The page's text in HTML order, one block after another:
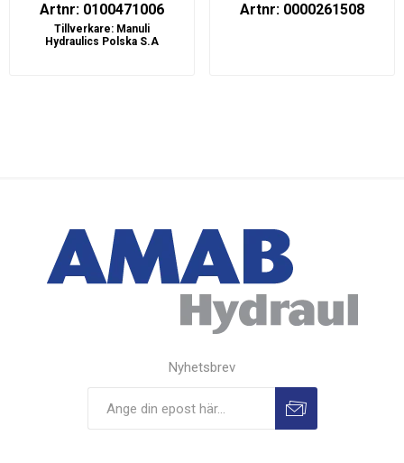
Artnr: 0100471006
Tillverkare: Manuli
Hydraulics Polska S.A
Artnr: 0000261508
Nyhetsbrev